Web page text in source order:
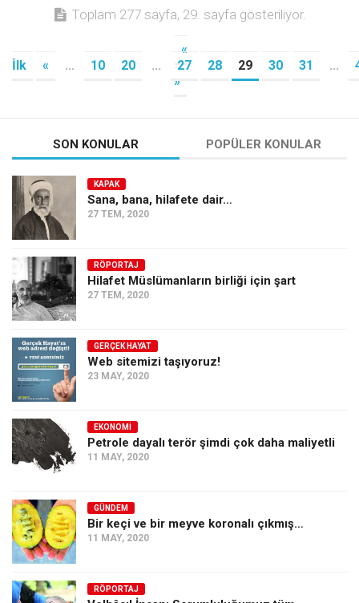
Toplam 277 sayfa, 29. sayfa gösteriliyor.
«
İlk
« ... 10 20 ... 27 28 29 30 31 ...
»
SON KONULAR POPÜLER KONULAR
KAPAK
Sana, bana, hilafete dair…
27 TEM, 2020
RÖPORTAJ
Hilafet Müslümanların birliği için şart
27 TEM, 2020
GERÇEK HAYAT
Web sitemizi taşıyoruz!
23 MAY, 2020
EKONOMI
Petrole dayalı terör şimdi çok daha maliyetli
11 MAY, 2020
GÜNDEM
Bir keçi ve bir meyve koronalı çıkmış…
11 MAY, 2020
RÖPORTAJ